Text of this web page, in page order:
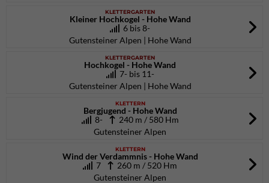
KLETTERGARTEN
Kleiner Hochkogel - Hohe Wand
6 bis 8-
Gutensteiner Alpen | Hohe Wand
KLETTERGARTEN
Hochkogel - Hohe Wand
7- bis 11-
Gutensteiner Alpen | Hohe Wand
KLETTERN
Bergjugend - Hohe Wand
8- 240 m / 580 Hm
Gutensteiner Alpen
KLETTERN
Wind der Verdammnis - Hohe Wand
7
260 m / 520 Hm
Gutensteiner Alpen